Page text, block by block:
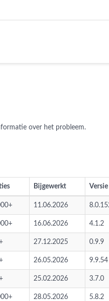
over het probleem.
Bijgewerkt Versie
11.06.2026
16.06.2026 4.1.2
27.12.2025 0.9.9
26.05.2026 9.9.54
25.02.2026 3.7.0
28.05.2026 5.8.2